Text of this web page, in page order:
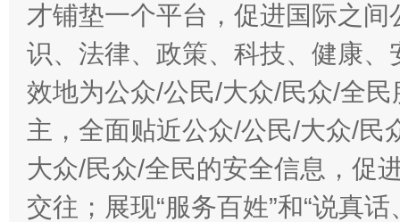
才铺垫一个平台，促进国际之
识、法律、政策、科技、健康
效地为公众/公民/大众/民众/全
主，全面贴近公众/公民/大众/民
大众/民众/全民的安全信息，促
交往；展现“服务百姓”和“说真